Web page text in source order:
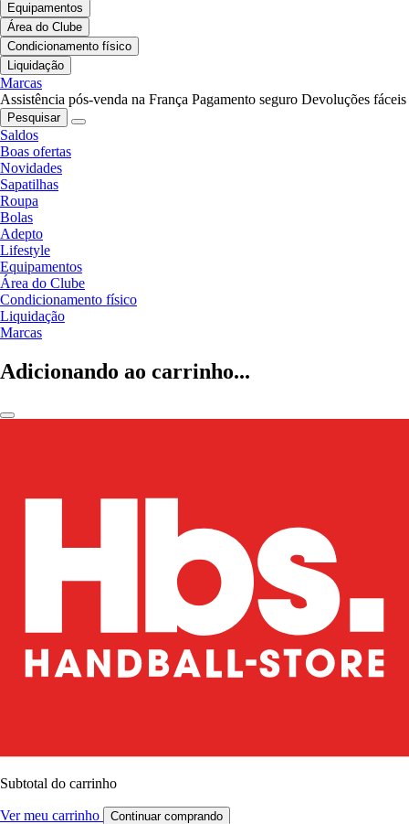
Equipamentos
Área do Clube
Condicionamento físico
Liquidação
Marcas
Assistência pós-venda na França Pagamento seguro Devoluções fáceis
Pesquisar
Saldos
Boas ofertas
Novidades
Sapatilhas
Roupa
Bolas
Adepto
Lifestyle
Equipamentos
Área do Clube
Condicionamento físico
Liquidação
Marcas
Adicionando ao carrinho...
Subtotal do carrinho
Ver meu carrinho Continuar comprando